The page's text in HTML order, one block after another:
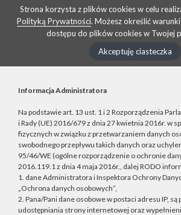
Strona korzysta z plików cookies w celu
Polityką Prywatności. Możesz określić
dostępu do plików cookies w Twojej
Akceptuję ciasteczka
Informacja Administratora
Na podstawie art. 13 ust. 1 i 2 Rozporządzenia
i Rady (UE) 2016/679 z dnia 27 kwietnia 2016r. w
fizycznych w związku z przetwarzaniem danych
swobodnego przepływu takich danych oraz
95/46/WE (ogólne rozporządzenie o ochronie
2016.119.1 z dnia 4 maja 2016r., dalej RODO
1. dane Administratora i Inspektora Ochrony
„Ochrona danych osobowych”,
2. Pana/Pani dane osobowe w postaci adresu IP,
udostępniania strony internetowej oraz